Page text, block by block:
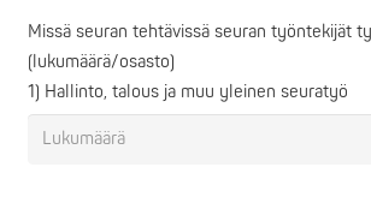
Missä seuran tehtävissä seuran työntekijät
(lukumäärä/osasto)
1) Hallinto, talous ja muu yleinen seuratyö